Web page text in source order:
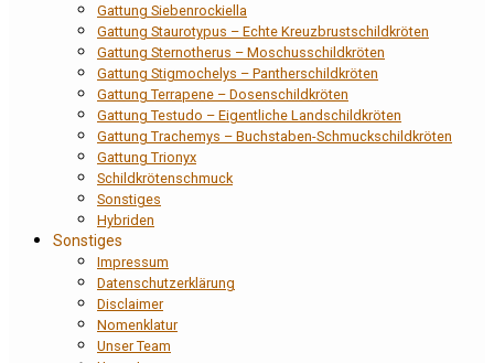
Gattung Siebenrockiella
Gattung Staurotypus – Echte Kreuzbrustschildkröten
Gattung Sternotherus – Moschusschildkröten
Gattung Stigmochelys – Pantherschildkröten
Gattung Terrapene – Dosenschildkröten
Gattung Testudo – Eigentliche Landschildkröten
Gattung Trachemys – Buchstaben-Schmuckschildkröten
Gattung Trionyx
Schildkrötenschmuck
Sonstiges
Hybriden
Sonstiges
Impressum
Datenschutzerklärung
Disclaimer
Nomenklatur
Unser Team